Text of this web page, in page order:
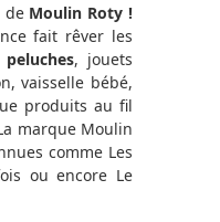
de Moulin Roty !
fait rêver les
peluches, jouets
vaisselle bébé,
produits au fil
marque Moulin
comme Les
ou encore Le